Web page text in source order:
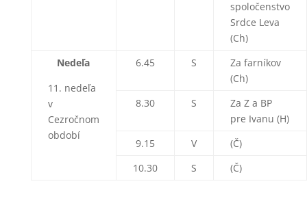
spoločenstvo
Srdce Leva
(Ch)
Nedeľa
11. nedeľa
v
Cezročnom
období
6.45 S
Za farníkov
(Ch)
8.30
S
Za Z a BP
pre Ivanu (H)
9.15
V
(Č)
10.30
S (Č)